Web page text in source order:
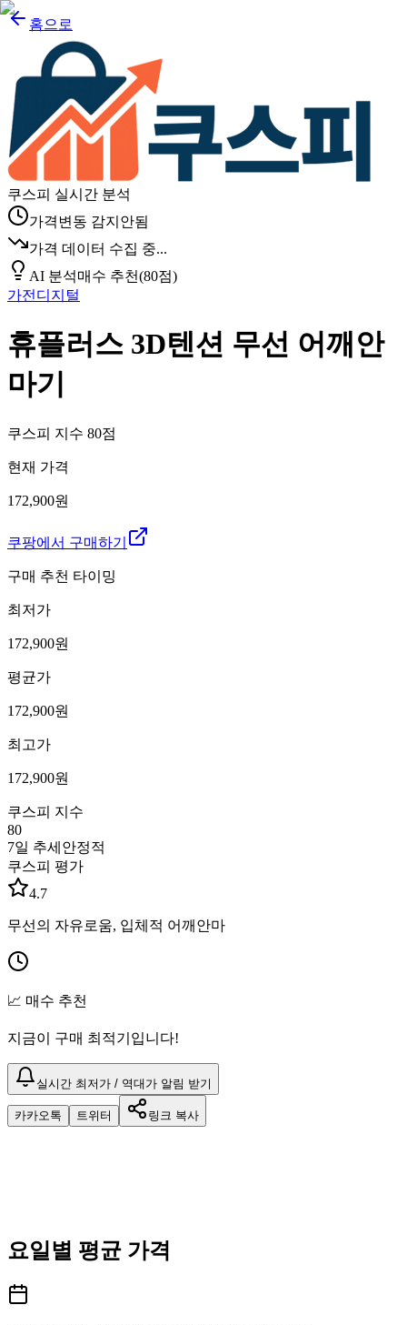
홈으로
쿠스피 실시간 분석
가격변동 감지안됨
가격 데이터 수집 중...
AI 분석매수 추천(80점)
가전디지털
휴플러스 3D텐션 무선 어깨안
마기
쿠스피 지수 80점
현재 가격
172,900원
쿠팡에서 구매하기
구매 추천 타이밍
최저가
172,900원
평균가
172,900원
최고가
172,900원
쿠스피 지수
80
7일 추세 안정적
쿠스피 평가
4.7
무선의 자유로움, 입체적 어깨안마
📈 매수 추천
지금이 구매 최적기입니다!
실시간 최저가 / 역대가 알림 받기
카카오톡 트위터 링크 복사
요일별 평균 가격